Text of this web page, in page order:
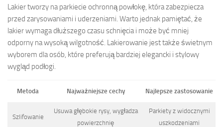
Lakier tworzy na parkiecie ochronną powłokę, która zabezpiecza
przed zarysowaniami i uderzeniami. Warto jednak pamiętać, że
lakier wymaga dłuższego czasu schnięcia i może być mniej
odporny na wysoką wilgotność. Lakierowanie jest także świetnym
wyborem dla osób, które preferują bardziej elegancki i stylowy
wygląd podłogi.
Metoda Najważniejsze cechy Najlepsze zastosowanie
Szlifowanie
Usuwa głębokie rysy, wygładza
powierzchnię
Parkiety z widocznymi
uszkodzeniami